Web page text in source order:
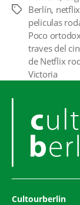
Etiquetas
Berlín,
peliculas
Poco
traves del
de Netflix
Victoria
Cultourberlin